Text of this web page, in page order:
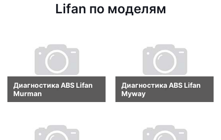
Lifan по моделям
Диагностика ABS Lifan
Murman
Диагностика ABS Lifan
Myway